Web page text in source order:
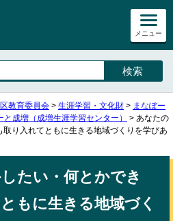
メニュー
教育委員会 > 生涯学習・文化財 > まなぽー
と成増（成増生涯学習センター）
> あなたの
取り入れてともに生きる地域づくりを学びあ
たい・何とかでき
もに生きる地域づく